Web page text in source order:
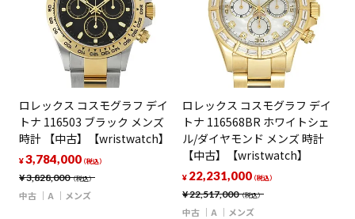
ロレックス コスモグラフ デイ
トナ 116503 ブラック メンズ
時計 【中古】【wristwatch】
¥3,828,000（税込）
¥3,784,000（税込）
中古 A メンズ
ロレックス コスモグラフ デイ
トナ 116568BR ホワイトシェ
ル/ダイヤモンド メンズ 時計
【中古】【wristwatch】
¥22,517,000（税込）
¥ 22,231,000（税込）
中古 A メンズ